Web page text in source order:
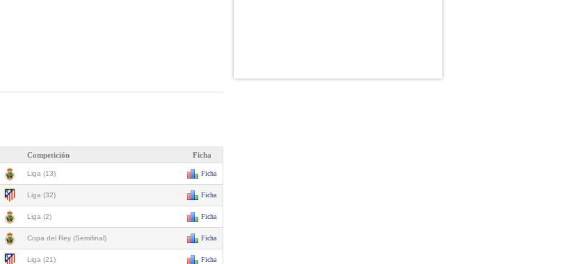
Competición Ficha
Liga (13) Ficha
Liga (32) Ficha
Liga (2) Ficha
Copa del Rey (Semifinal) Ficha
Liga (21) Ficha